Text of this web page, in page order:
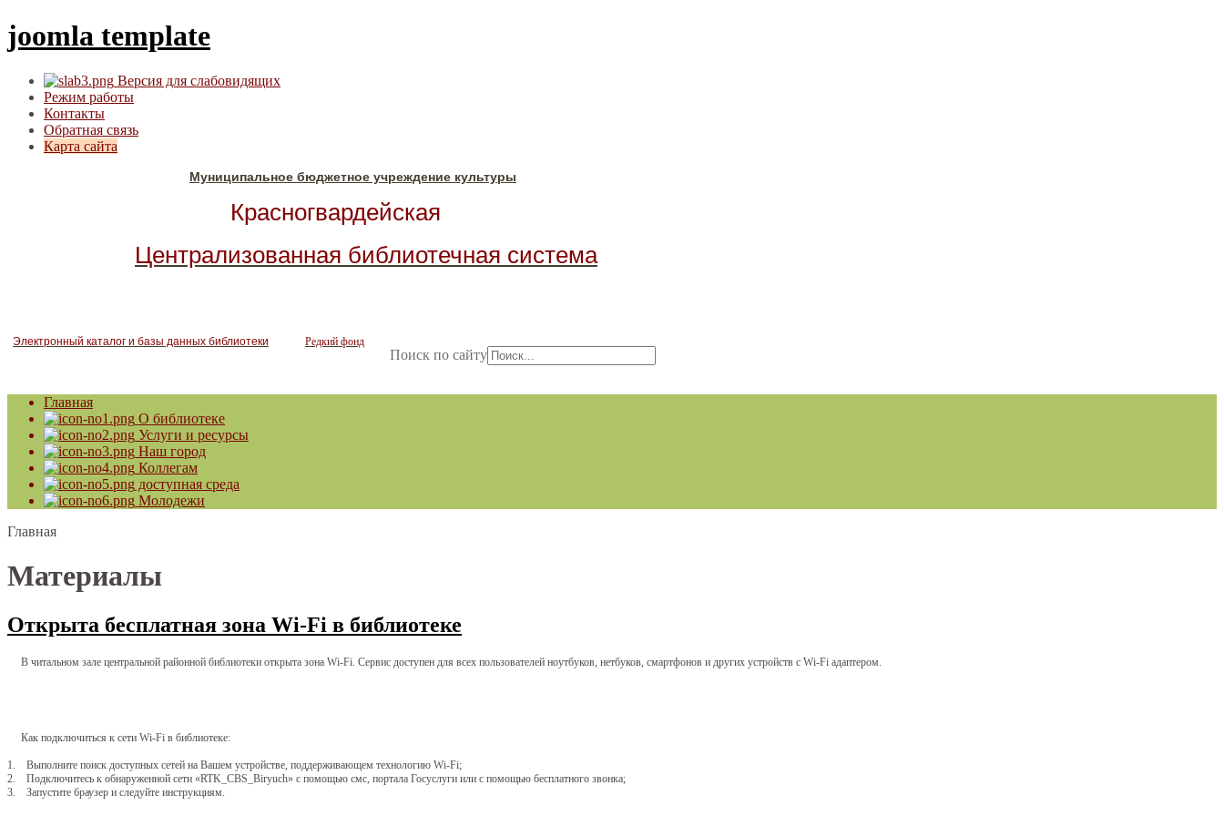
joomla template
Версия для слабовидящих
Режим работы
Контакты
Обратная связь
Карта сайта
Муниципальное бюджетное учреждение культуры
Красногвардейская
Централизованная библиотечная система
Электронный каталог и базы данных библиотеки Редкий фонд
Поиск по сайту
Главная
О библиотеке
Услуги и ресурсы
Наш город
Коллегам
доступная среда
Молодежи
Главная
Материалы
Открыта бесплатная зона Wi-Fi в библиотеке
В читальном зале центральной районной библиотеки открыта зона Wi-Fi. Сервис доступен для всех пользователей ноутбуков, нетбуков, смартфонов и других устройств с Wi-Fi адаптером.
Как подключиться к сети Wi-Fi в библиотеке:
1. Выполните поиск доступных сетей на Вашем устройстве, поддерживающем технологию Wi-Fi;
2. Подключитесь к обнаруженной сети «RTK_CBS_Biryuch» с помощью смс, портала Госуслуги или с помощью бесплатного звонка;
3. Запустите браузер и следуйте инструкциям.